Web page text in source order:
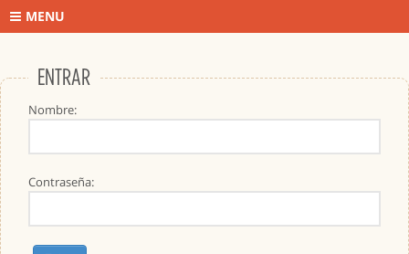
MENU
ENTRAR
Nombre:
Contraseña: